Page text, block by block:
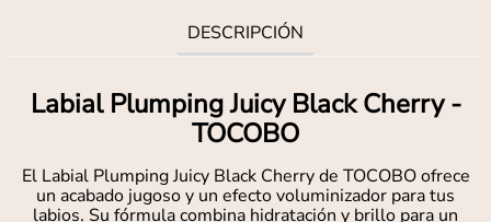
DESCRIPCIÓN
Labial Plumping Juicy Black Cherry -
TOCOBO
El Labial Plumping Juicy Black Cherry de TOCOBO ofrece
un acabado jugoso y un efecto voluminizador para tus
labios. Su fórmula combina hidratación y brillo para un